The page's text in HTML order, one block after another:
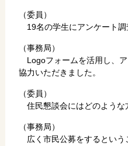
（委員）
19名の学生にアンケート調
（事務局）
Logoフォームを活用し、
協力いただきました。
（委員）
住民懇談会にはどのような
（事務局）
広く市民公募をするという